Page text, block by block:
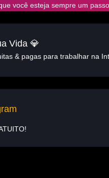
você esteja sempre um
Vida 💎
& pagas para trabalhar na